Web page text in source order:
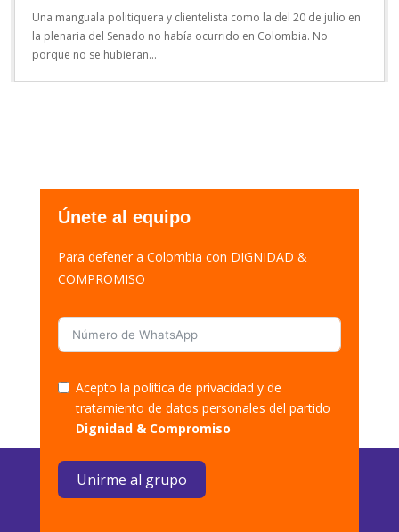
Una manguala politiquera y clientelista como la del 20 de julio en
la plenaria del Senado no había ocurrido en Colombia. No
porque no se hubieran...
Únete al equipo
Para defener a Colombia con DIGNIDAD &
COMPROMISO
Acepto la política de privacidad y de
tratamiento de datos personales del partido
Dignidad & Compromiso
Unirme al grupo